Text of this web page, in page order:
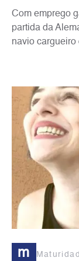
Com emprego
partida da
navio cargueiro
m